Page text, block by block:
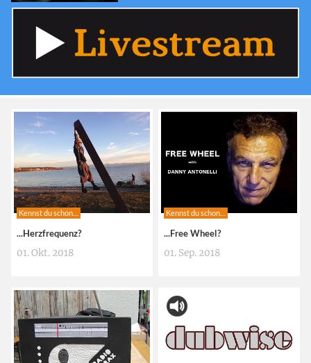
Kennst du schon…
...Herzfrequenz?
01. Okt. 2018
Kennst du schon…
...Free Wheel?
01. Sep. 2018